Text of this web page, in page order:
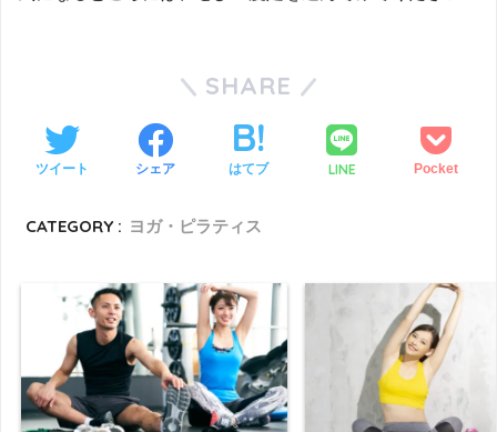
SHARE
ツイート シェア はてブ LINE Pocket
CATEGORY : ヨガ・ピラティス